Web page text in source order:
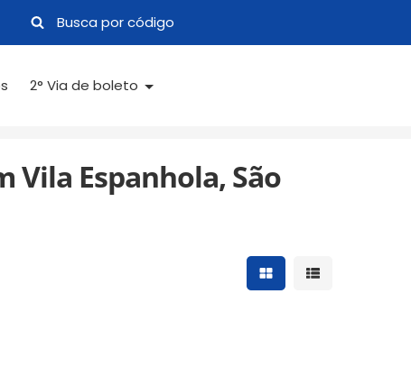
2° Via de boleto
Vila Espanhola, São
Mostrar resultados
Mostrar